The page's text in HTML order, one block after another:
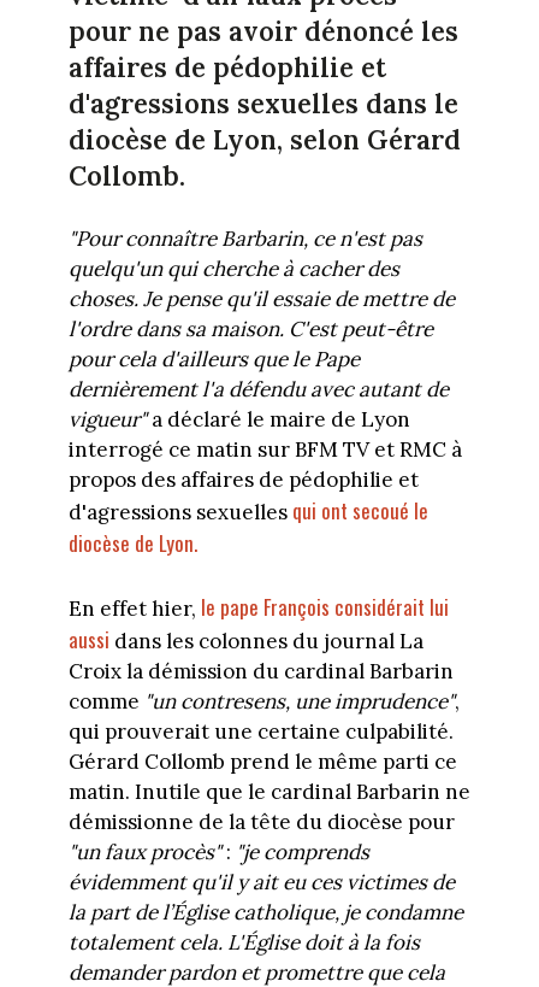
pour ne pas avoir dénoncé les
affaires de pédophilie et
d'agressions sexuelles dans le
diocèse de Lyon, selon Gérard
Collomb.
"Pour connaître Barbarin, ce n'est pas
quelqu'un qui cherche à cacher des
choses. Je pense qu'il essaie de mettre de
l'ordre dans sa maison. C'est peut-être
pour cela d'ailleurs que le Pape
dernièrement l'a défendu avec autant de
vigueur"a déclaré le maire de Lyon
interrogé ce matin sur BFM TV et RMC à
propos des affaires de pédophilie et
d'agressions sexuelles qui ont secoué le
diocèse de Lyon.
En effet hier, le pape François considérait lui
aussi dans les colonnes du journal La
Croix la démission du cardinal Barbarin
comme "un contresens, une imprudence",
qui prouverait une certaine culpabilité.
Gérard Collomb prend le même parti ce
matin. Inutile que le cardinal Barbarin ne
démissionne de la tête du diocèse pour
"un faux procès": "je comprends
évidemment qu'il y ait eu ces victimes de
la part de l’Église catholique, je condamne
totalement cela. L'Église doit à la fois
demander pardon et promettre que cela